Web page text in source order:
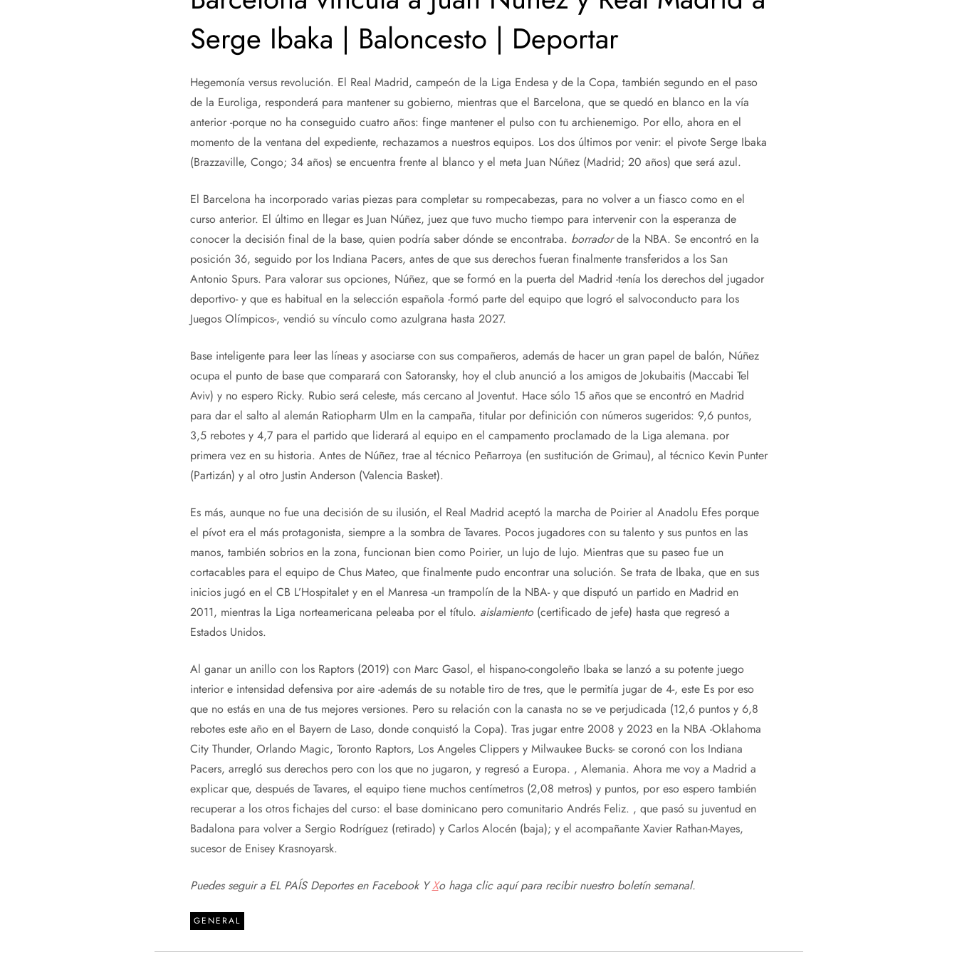
Serge Ibaka | Baloncesto | Deportar
Hegemonía versus revolución. El Real Madrid, campeón de la Liga Endesa y de la Copa, también segundo en el paso
de la Euroliga, responderá para mantener su gobierno, mientras que el Barcelona, ​​que se quedó en blanco en la vía
anterior -porque no ha conseguido cuatro años: finge mantener el pulso con tu archienemigo. Por ello, ahora en el
momento de la ventana del expediente, rechazamos a nuestros equipos. Los dos últimos por venir: el pivote Serge Ibaka
(Brazzaville, Congo; 34 años) se encuentra frente al blanco y el meta Juan Núñez (Madrid; 20 años) que será azul.
El Barcelona ha incorporado varias piezas para completar su rompecabezas, para no volver a un fiasco como en el
curso anterior. El último en llegar es Juan Núñez, juez que tuvo mucho tiempo para intervenir con la esperanza de
conocer la decisión final de la base, quien podría saber dónde se encontraba. borradorde la NBA. Se encontró en la
posición 36, seguido por los Indiana Pacers, antes de que sus derechos fueran finalmente transferidos a los San
Antonio Spurs. Para valorar sus opciones, Núñez, que se formó en la puerta del Madrid -tenía los derechos del jugador
deportivo- y que es habitual en la selección española -formó parte del equipo que logró el salvoconducto para los
Juegos Olímpicos-, vendió su vínculo como azulgrana hasta 2027.
Base inteligente para leer las líneas y asociarse con sus compañeros, además de hacer un gran papel de balón, Núñez
ocupa el punto de base que comparará con Satoransky, hoy el club anunció a los amigos de Jokubaitis (Maccabi Tel
Aviv) y no espero Ricky. Rubio será celeste, más cercano al Joventut. Hace sólo 15 años que se encontró en Madrid
para dar el salto al alemán Ratiopharm Ulm en la campaña, titular por definición con números sugeridos: 9,6 puntos,
3,5 rebotes y 4,7 para el partido que liderará al equipo en el campamento proclamado de la Liga alemana. por
primera vez en su historia. Antes de Núñez, trae al técnico Peñarroya (en sustitución de Grimau), al técnico Kevin Punter
(Partizán) y al otro Justin Anderson (Valencia Basket).
Es más, aunque no fue una decisión de su ilusión, el Real Madrid aceptó la marcha de Poirier al Anadolu Efes porque
el pívot era el más protagonista, siempre a la sombra de Tavares. Pocos jugadores con su talento y sus puntos en las
manos, también sobrios en la zona, funcionan bien como Poirier, un lujo de lujo. Mientras que su paseo fue un
cortacables para el equipo de Chus Mateo, que finalmente pudo encontrar una solución. Se trata de Ibaka, que en sus
inicios jugó en el CB L’Hospitalet y en el Manresa -un trampolín de la NBA- y que disputó un partido en Madrid en
2011, mientras la Liga norteamericana peleaba por el título. aislamiento(certificado de jefe) hasta que regresó a
Estados Unidos.
Al ganar un anillo con los Raptors (2019) con Marc Gasol, el hispano-congoleño Ibaka se lanzó a su potente juego
interior e intensidad defensiva por aire -además de su notable tiro de tres, que le permitía jugar de 4-, este Es por eso
que no estás en una de tus mejores versiones. Pero su relación con la canasta no se ve perjudicada (12,6 puntos y 6,8
rebotes este año en el Bayern de Laso, donde conquistó la Copa). Tras jugar entre 2008 y 2023 en la NBA -Oklahoma
City Thunder, Orlando Magic, Toronto Raptors, Los Angeles Clippers y Milwaukee Bucks- se coronó con los Indiana
Pacers, arregló sus derechos pero con los que no jugaron, y regresó a Europa. , Alemania. Ahora me voy a Madrid a
explicar que, después de Tavares, el equipo tiene muchos centímetros (2,08 metros) y puntos, por eso espero también
recuperar a los otros fichajes del curso: el base dominicano pero comunitario Andrés Feliz. , que pasó su juventud en
Badalona para volver a Sergio Rodríguez (retirado) y Carlos Alocén (baja); y el acompañante Xavier Rathan-Mayes,
sucesor de Enisey Krasnoyarsk.
Puedes seguir a EL PAÍS Deportes en FacebookYXo haga clic aquí para recibirnuestro boletín semanal.
GENERAL